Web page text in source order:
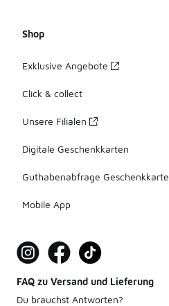
Shop
Exklusive Angebote
Click & collect
Unsere Filialen
Digitale Geschenkkarten
Guthabenabfrage Geschenkkarte
Mobile App
FAQ zu Versand und Lieferung
Du brauchst Antworten?